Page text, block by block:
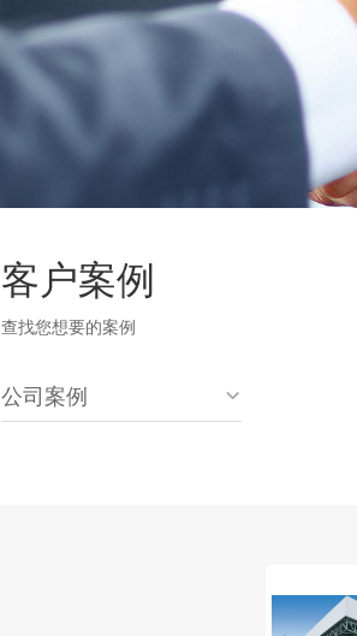
客户案例
查找您想要的案例